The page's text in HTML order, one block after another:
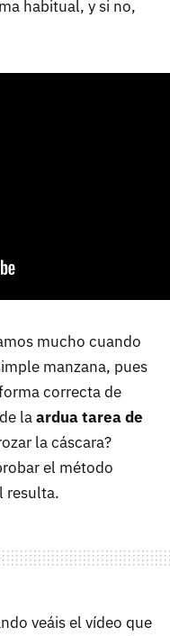
habitual, y si no,
mucho cuando
manzana, pues
correcta de
laardua tarea de
la cáscara?
el método
resulta.
veáis el vídeo que